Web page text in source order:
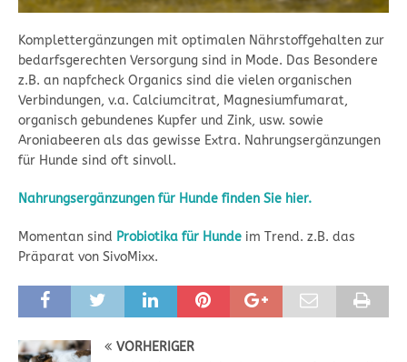
Komplettergänzungen mit optimalen Nährstoffgehalten zur
bedarfsgerechten Versorgung sind in Mode. Das Besondere
z.B. an napfcheck Organics sind die vielen organischen
Verbindungen, v.a. Calciumcitrat, Magnesiumfumarat,
organisch gebundenes Kupfer und Zink, usw. sowie
Aroniabeeren als das gewisse Extra. Nahrungsergänzungen
für Hunde sind oft sinvoll.
Nahrungsergänzungen für Hunde finden Sie hier.
Momentan sind Probiotika für Hunde im Trend. z.B. das
Präparat von SivoMixx.
VORHERIGER